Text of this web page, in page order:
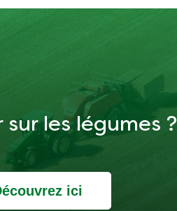
sur les légumes ?
ici